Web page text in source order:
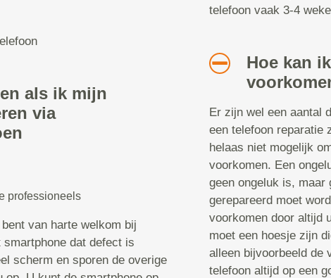
als ik mijn
via
professioneels
van harte welkom bij
dat defect is
scherm en sporen de overige
telefoon vaak 3-4
Hoe kan
Er zijn wel een aantal
een telefoon reparatie
helaas niet mogelijk
voorkomen. Een
geen ongeluk is, maar
gerepareerd moet
voorkomen door altijd
moet een hoesje zijn
alleen bijvoorbeeld de
telefoon altijd op een